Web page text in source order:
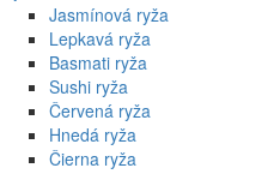
Jasmínová ryža
Lepkavá ryža
Basmati ryža
Sushi ryža
Červená ryža
Hnedá ryža
Čierna ryža